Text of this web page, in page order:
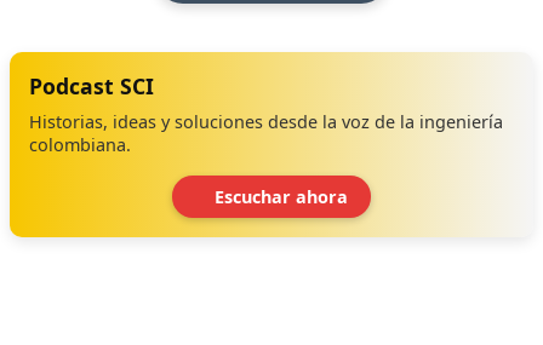
Podcast SCI
Historias, ideas y soluciones desde la voz de la ingeniería
colombiana.
Escuchar ahora